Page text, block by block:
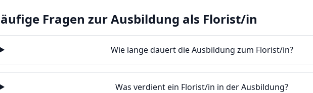
Fragen zur Ausbildung als Florist/in
Wie lange dauert die Ausbildung zum Florist/in?
Was verdient ein Florist/in in der Ausbildung?